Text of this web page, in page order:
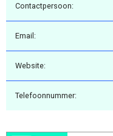
Contactpersoon:
Email:
Website:
Telefoonnummer: